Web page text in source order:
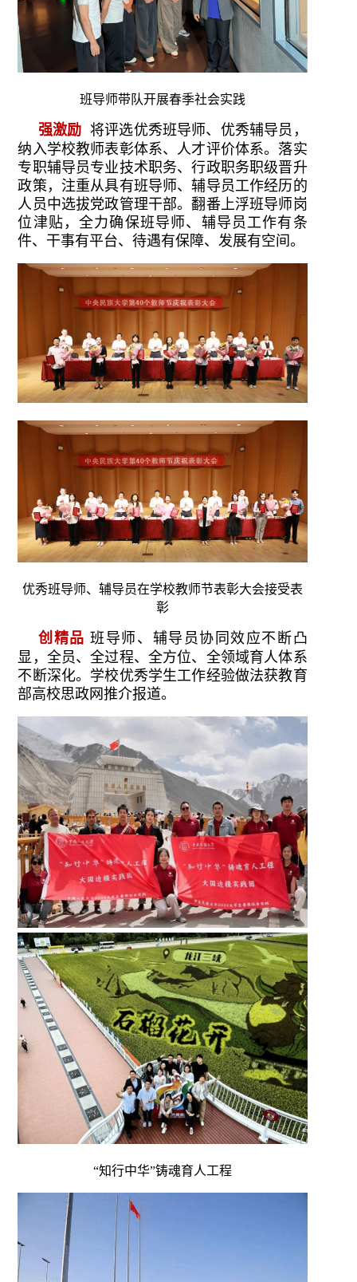
班导师带队开展春季社会实践
强激励 将评选优秀班导师、优秀辅导员，
纳入学校教师表彰体系、人才评价体系。落实
专职辅导员专业技术职务、行政职务职级晋升
政策，注重从具有班导师、辅导员工作经历的
人员中选拔党政管理干部。翻番上浮班导师岗
位津贴，全力确保班导师、辅导员工作有条
件、干事有平台、待遇有保障、发展有空间。
优秀班导师、辅导员在学校教师节表彰大会接受表
彰
创精品 班导师、辅导员协同效应不断凸
显，全员、全过程、全方位、全领域育人体系
不断深化。学校优秀学生工作经验做法获教育
部高校思政网推介报道。
“知行中华”铸魂育人工程